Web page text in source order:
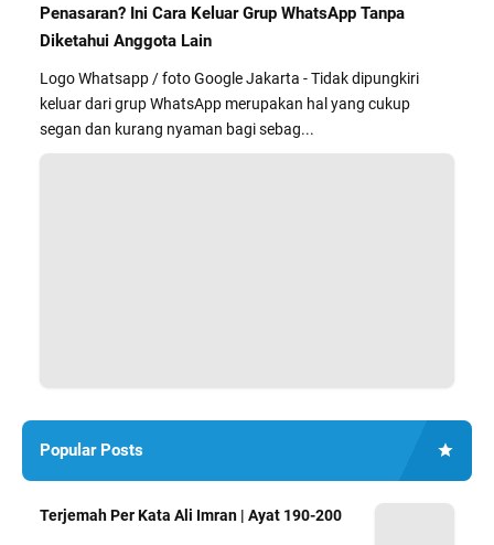
Penasaran? Ini Cara Keluar Grup WhatsApp Tanpa
Diketahui Anggota Lain
Logo Whatsapp / foto Google Jakarta - Tidak dipungkiri
keluar dari grup WhatsApp merupakan hal yang cukup
segan dan kurang nyaman bagi sebag...
Popular Posts
Terjemah Per Kata Ali Imran | Ayat 190-200